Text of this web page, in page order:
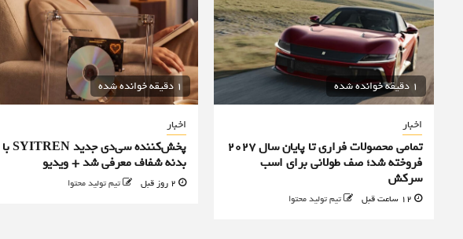
1 دقیقه خوانده شده
اخبار
تمامی محصولات فراری تا پایان سال ۲۰۲۷
فروخته شد؛ صف طولانی برای اسب
سرکش
تیم تولید محتوا
1 دقیقه خوانده شده
اخبار
پخش‌کننده سی‌دی جدید SYITREN با
بدنه شفاف معرفی شد + ویدیو
2 روز قبل تیم تولید محتوا